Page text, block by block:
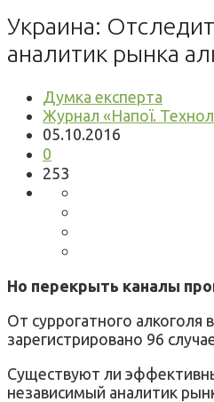
Украина:
аналитик рынка
Думка експерта
Журнал «Напої.
05.10.2016
0
253
Но перекрыть каналы
От суррогатного
зарегистрировано 96
Существуют ли
независимый аналитик